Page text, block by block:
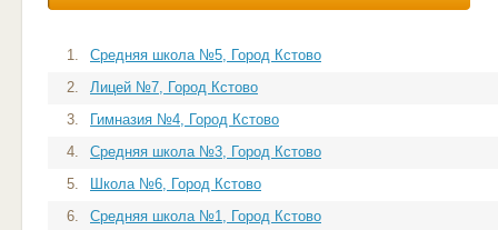
1.
Средняя школа №5, Город Кстово
2.
Лицей №7, Город Кстово
3.
Гимназия №4, Город Кстово
4.
Средняя школа №3, Город Кстово
5.
Школа №6, Город Кстово
6.
Средняя школа №1, Город Кстово